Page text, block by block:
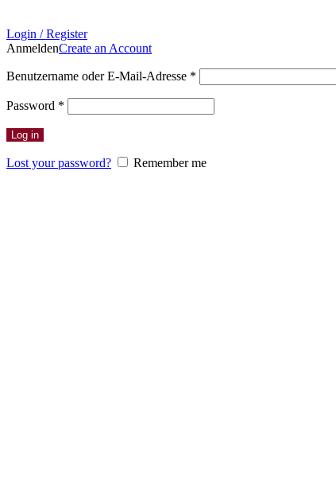
Login / Register
AnmeldenCreate an Account
Benutzername oder E-Mail-Adresse *
Password *
Log in
Lost your password? Remember me